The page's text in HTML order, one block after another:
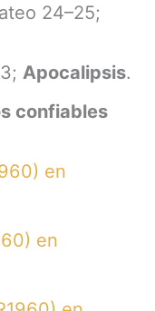
24–25;
Apocalipsis.
confiables
en
en